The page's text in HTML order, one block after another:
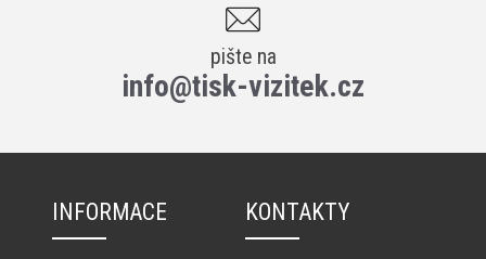
pište na
info@tisk-vizitek.cz
INFORMACE KONTAKTY